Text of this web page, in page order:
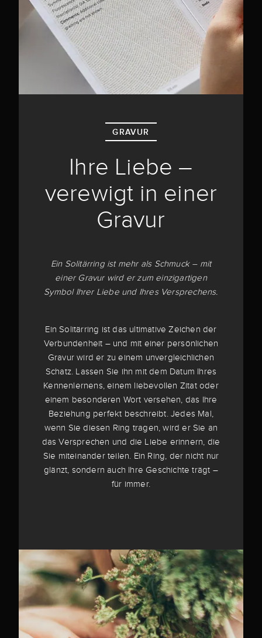
GRAVUR
Ihre Liebe –
verewigt in einer
Gravur
Ein Solitärring ist mehr als Schmuck – mit
einer Gravur wird er zum einzigartigen
Symbol Ihrer Liebe und Ihres Versprechens.
Ein Solitärring ist das ultimative Zeichen der
Verbundenheit – und mit einer persönlichen
Gravur wird er zu einem unvergleichlichen
Schatz. Lassen Sie ihn mit dem Datum Ihres
Kennenlernens, einem liebevollen Zitat oder
einem besonderen Wort versehen, das Ihre
Beziehung perfekt beschreibt. Jedes Mal,
wenn Sie diesen Ring tragen, wird er Sie an
das Versprechen und die Liebe erinnern, die
Sie miteinander teilen. Ein Ring, der nicht nur
glänzt, sondern auch Ihre Geschichte trägt –
für immer.